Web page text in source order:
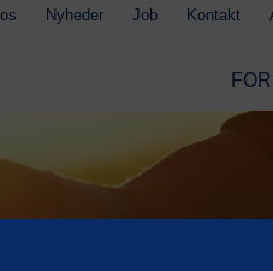
Nyheder Job Kontakt